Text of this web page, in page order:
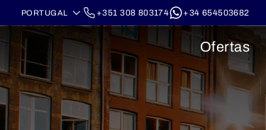
+351 308 803174 +34 654503682
Ofertas